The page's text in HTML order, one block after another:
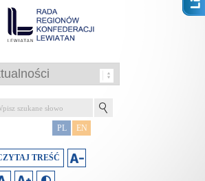
PL EN
TREŚĆ